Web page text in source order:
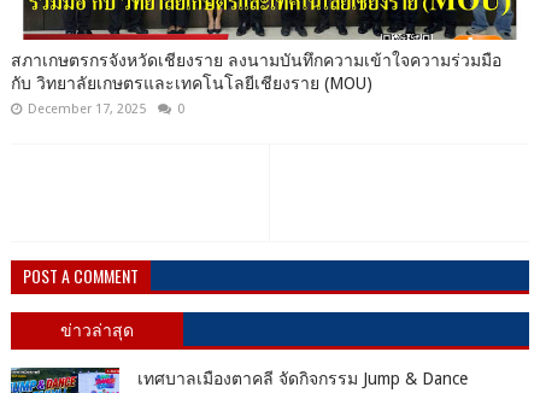
สภาเกษตรกรจังหวัดเชียงราย ลงนามบันทึกความเข้าใจความร่วมมือ
กับ วิทยาลัยเกษตรและเทคโนโลยีเชียงราย (MOU)
December 17, 2025 0
POST A COMMENT
ข่าวล่าสุด
เทศบาลเมืองตาคลี จัดกิจกรรม Jump & Dance